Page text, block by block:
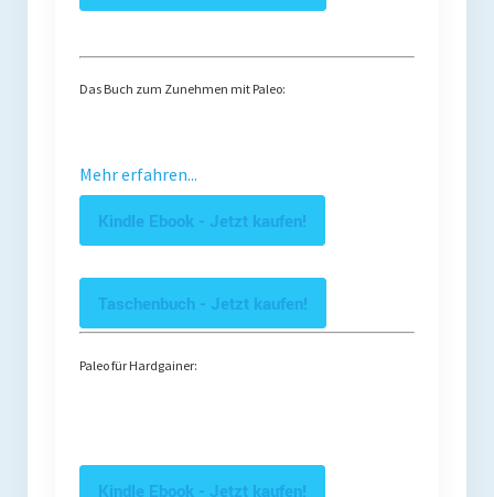
Das Buch zum Zunehmen mit Paleo:
Mehr erfahren...
Kindle Ebook - Jetzt kaufen!
Taschenbuch - Jetzt kaufen!
Paleo für Hardgainer:
Kindle Ebook - Jetzt kaufen!